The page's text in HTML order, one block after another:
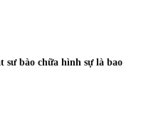
sư bào chữa hình sự là bao